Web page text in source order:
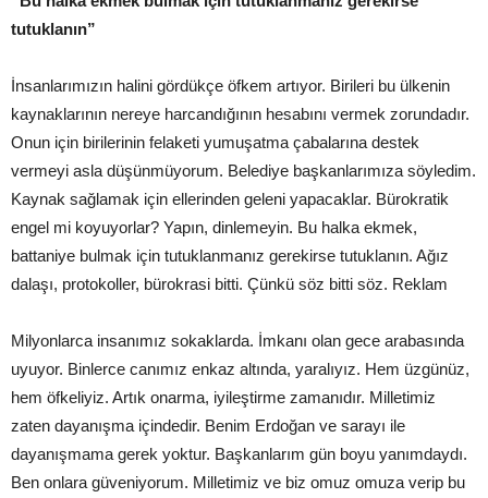
tutuklanın”
İnsanlarımızın halini gördükçe öfkem artıyor. Birileri bu ülkenin
kaynaklarının nereye harcandığının hesabını vermek zorundadır.
Onun için birilerinin felaketi yumuşatma çabalarına destek
vermeyi asla düşünmüyorum. Belediye başkanlarımıza söyledim.
Kaynak sağlamak için ellerinden geleni yapacaklar. Bürokratik
engel mi koyuyorlar? Yapın, dinlemeyin. Bu halka ekmek,
battaniye bulmak için tutuklanmanız gerekirse tutuklanın. Ağız
dalaşı, protokoller, bürokrasi bitti. Çünkü söz bitti söz. Reklam
Milyonlarca insanımız sokaklarda. İmkanı olan gece arabasında
uyuyor. Binlerce canımız enkaz altında, yaralıyız. Hem üzgünüz,
hem öfkeliyiz. Artık onarma, iyileştirme zamanıdır. Milletimiz
zaten dayanışma içindedir. Benim Erdoğan ve sarayı ile
dayanışmama gerek yoktur. Başkanlarım gün boyu yanımdaydı.
Ben onlara güveniyorum. Milletimiz ve biz omuz omuza verip bu